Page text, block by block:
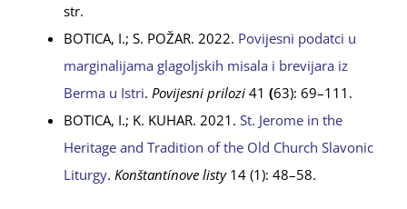
str.
BOTICA, I.; S. POŽAR. 2022. Povijesni podatci u
marginalijama glagoljskih misala i brevijara iz
Berma u Istri. Povijesni prilozi41 (63): 69–111.
BOTICA, I.; K. KUHAR. 2021. St. Jerome in the
Heritage and Tradition of the Old Church Slavonic
Liturgy. Konštantínove listy 14 (1): 48–58.